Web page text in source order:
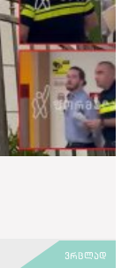
ვრცლად